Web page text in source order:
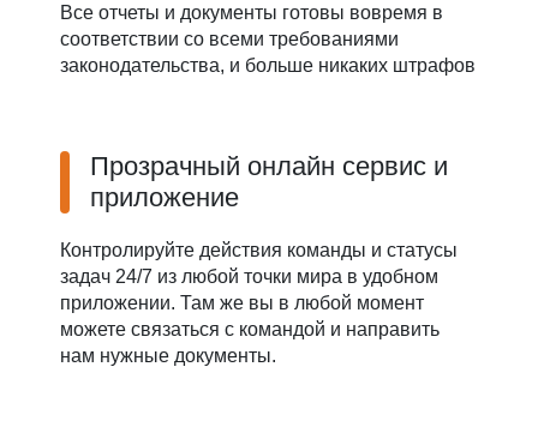
Все отчеты и документы готовы вовремя в
соответствии со всеми требованиями
законодательства, и больше никаких штрафов
Прозрачный онлайн сервис и
приложение
Контролируйте действия команды и статусы
задач 24/7 из любой точки мира в удобном
приложении. Там же вы в любой момент
можете связаться с командой и направить
нам нужные документы.